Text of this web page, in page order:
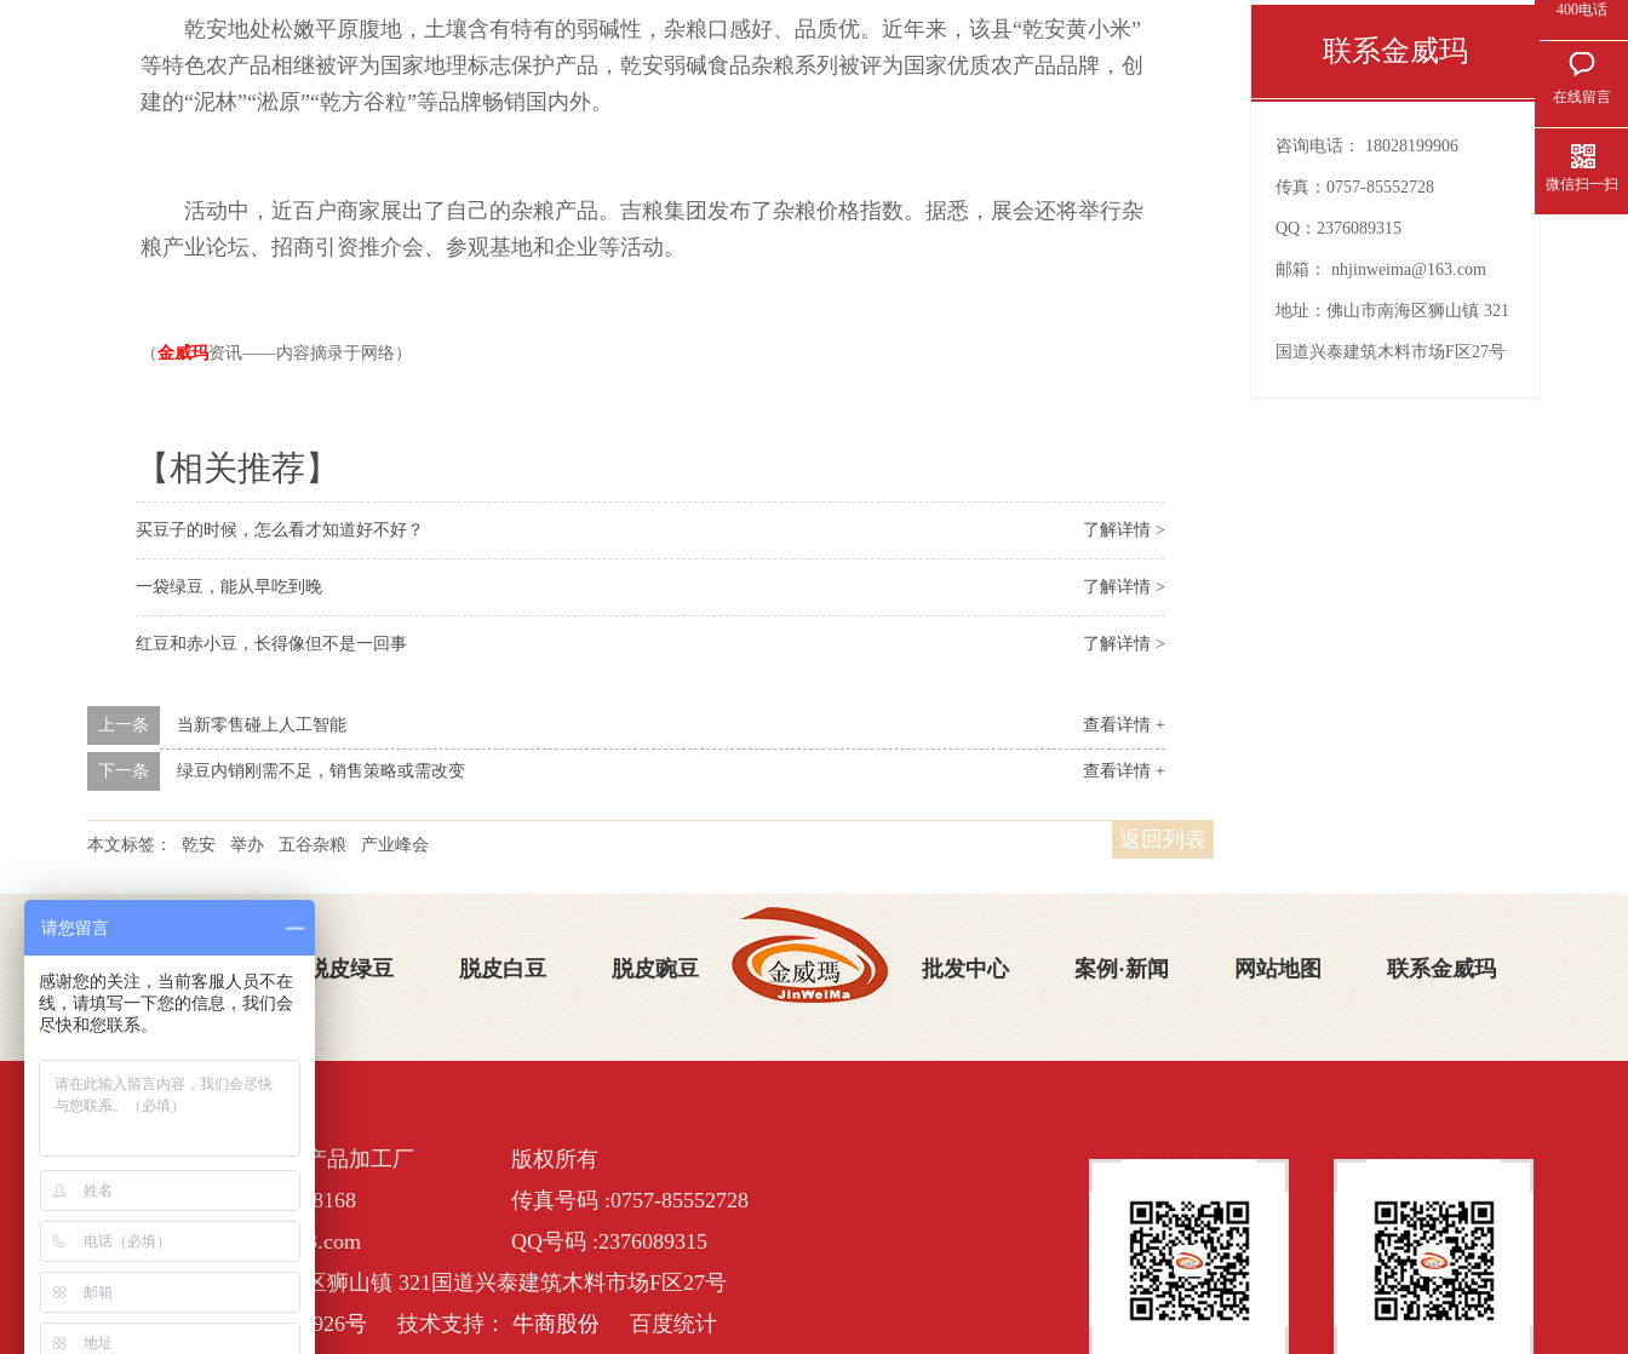
乾安地处松嫩平原腹地，土壤含有特有的弱碱性，杂粮口感好、品质优。近年来，该县“乾安黄小米”
等特色农产品相继被评为国家地理标志保护产品，乾安弱碱食品杂粮系列被评为国家优质农产品品牌，创
建的“泥林”“淞原”“乾方谷粒”等品牌畅销国内外。
活动中，近百户商家展出了自己的杂粮产品。吉粮集团发布了杂粮价格指数。据悉，展会还将举行杂
粮产业论坛、招商引资推介会、参观基地和企业等活动。
（金威玛资讯——内容摘录于网络）
【相关推荐】
了解详情 >
买豆子的时候，怎么看才知道好不好？
了解详情 >
一袋绿豆，能从早吃到晚
了解详情 >
红豆和赤小豆，长得像但不是一回事
查看详情 +
上一条 当新零售碰上人工智能
查看详情 +
下一条 绿豆内销刚需不足，销售策略或需改变
返回列表
本文标签： 乾安 举办 五谷杂粮 产业峰会
联系金威玛
咨询电话： 18028199906
传真： 0757-85552728
QQ： 2376089315
邮箱： nhjinweima@163.com
地址： 佛山市南海区狮山镇 321
国道兴泰建筑木料市场F区27号
关于金威玛 脱皮绿豆 脱皮白豆 脱皮豌豆 批发中心 案例·新闻 网站地图 联系金威玛
佛山市南海区金诺一农产品加工厂
版权所有
全国服务热线：400-6338168
传真号码 :0757-85552728
E-Mail :nhjinweima@163.com
QQ号码 :2376089315
公司地址：佛山市南海区狮山镇 321国道兴泰建筑木料市场F区27号
备案号：粤ICP备17127926号 技术支持： 牛商股份 百度统计
400电话
在线留言
微信扫一扫
请您留言
感谢您的关注，当前客服人员不在
线，请填写一下您的信息，我们会
尽快和您联系。